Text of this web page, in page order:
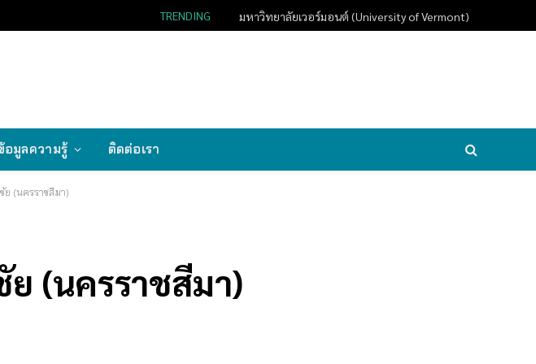
TRENDING มหาวิทยาลัยเวอร์มอนต์ (University of Vermont)
อมูลความรู้ ติดต่อเรา
ย (นครราชสีมา)
ย (นครราชสีมา)